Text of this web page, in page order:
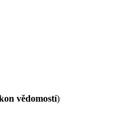
vědomostí)